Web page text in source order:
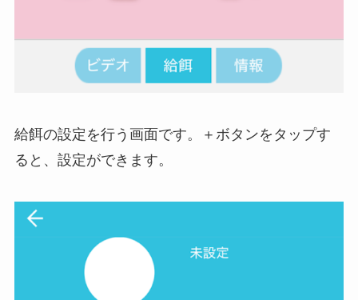
給餌の設定を行う画面です。＋ボタンをタップす
ると、設定ができます。